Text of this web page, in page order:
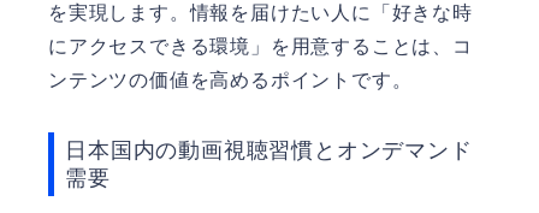
を実現します。情報を届けたい人に「好きな時
にアクセスできる環境」を用意することは、コ
ンテンツの価値を高めるポイントです。
日本国内の動画視聴習慣とオンデマンド
需要